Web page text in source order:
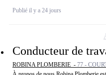
Publié il y a 24 jours
Conducteur de
ROBINA PLOMBERIE - 77 -